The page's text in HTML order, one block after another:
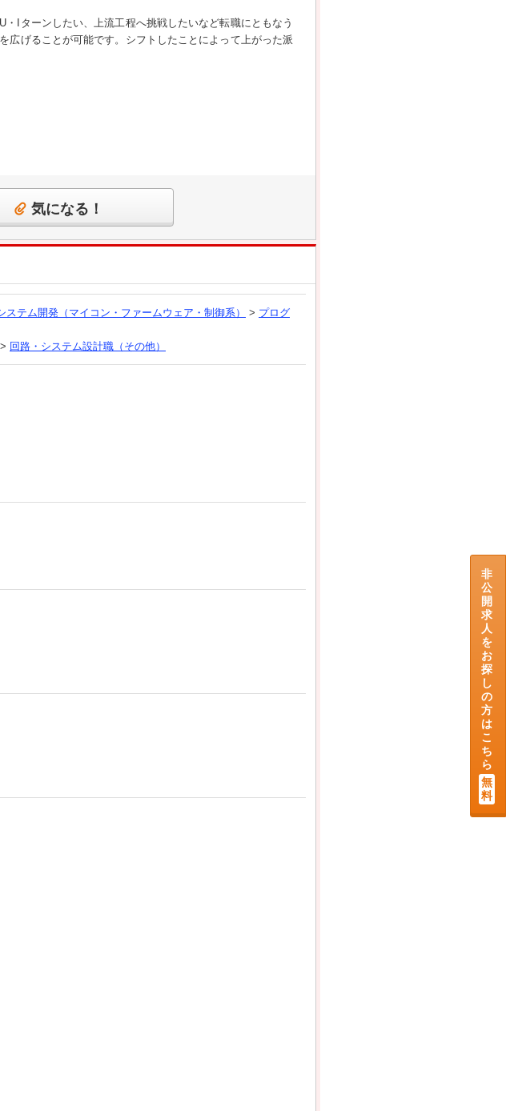
Iターンしたい、上流工程へ挑戦したいなど転職にともなう
広げることが可能です。シフトしたことによって上がった派
気になる！
ステム開発（マイコン・ファームウェア・制御系） > プログ
> 回路・システム設計職（その他）
非
公
開
求
人
を
お
探
し
の
方
は
こ
ち
ら
無
料